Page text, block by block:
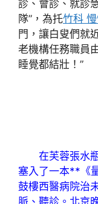
診、會診、就診
隊”，為托竹科
門，讓白叟們就
老機構任務職員
睡覺都結壯！”
在芙蓉張水瓶
塞入了一本**《
鼓樓西醫病院治
脈、聽診。 北京